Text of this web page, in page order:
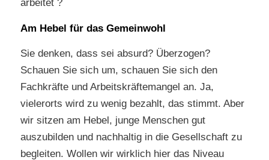
arbeitet ?
Am Hebel für das Gemeinwohl
Sie denken, dass sei absurd? Überzogen?
Schauen Sie sich um, schauen Sie sich den
Fachkräfte und Arbeitskräftemangel an. Ja,
vielerorts wird zu wenig bezahlt, das stimmt. Aber
wir sitzen am Hebel, junge Menschen gut
auszubilden und nachhaltig in die Gesellschaft zu
begleiten. Wollen wir wirklich hier das Niveau